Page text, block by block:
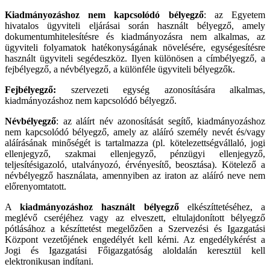
Kiadmányozáshoz nem kapcsolódó bélyegző: az Egyetem
hivatalos ügyviteli eljárásai során használt bélyegző, amely
dokumentumhitelesítésre és kiadmányozásra nem alkalmas, az
ügyviteli folyamatok hatékonyságának növelésére, egységesítésre
használt ügyviteli segédeszköz. Ilyen különösen a címbélyegző, a
fejbélyegző, a névbélyegző, a különféle ügyviteli bélyegzők.
Fejbélyegző: szervezeti egység azonosítására alkalmas,
kiadmányozáshoz nem kapcsolódó bélyegző.
Névbélyegző: az aláírt név azonosítását segítő, kiadmányozáshoz
nem kapcsolódó bélyegző, amely az aláíró személy nevét és/vagy
aláírásának minőségét is tartalmazza (pl. kötelezettségvállaló, jogi
ellenjegyző, szakmai ellenjegyző, pénzügyi ellenjegyző,
teljesítésigazoló, utalványozó, érvényesítő, beosztása). Kötelező a
névbélyegző használata, amennyiben az iraton az aláíró neve nem
előrenyomtatott.
Akiadmányozáshoz használt bélyegzőelkészíttetéséhez, a
meglévő cseréjéhez vagy az elveszett, eltulajdonított bélyegző
pótlásához a készíttetést megelőzően a Szervezési és Igazgatási
Központ vezetőjének engedélyét kell kérni. Az engedélykérést a
Jogi és Igazgatási Főigazgatóság aloldalán keresztül kell
elektronikusan indítani.